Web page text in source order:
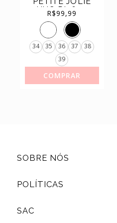
HUG PJ7639
R$99,99
34 35 36 37
38
39
COMPRAR
SAPATILHAS
TÊNIS
SOBRE NÓS
POLÍTICAS
SAC